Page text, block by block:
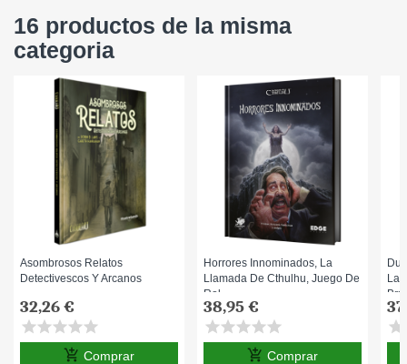
16 productos de la misma
categoria
Asombrosos Relatos
Detectivescos Y Arcanos
32,26 €
starstarstarstarstar
add_shopping_cart Comprar
Horrores Innominados, La
Llamada De Cthulhu, Juego De
Rol
38,95 €
starstarstarstarstar
add_shopping_cart Comprar
star